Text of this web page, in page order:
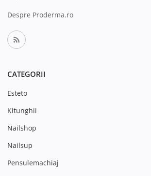
Despre Proderma.ro
CATEGORII
Esteto
Kitunghii
Nailshop
Nailsup
Pensulemachiaj